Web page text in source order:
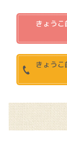
きょう
きょう